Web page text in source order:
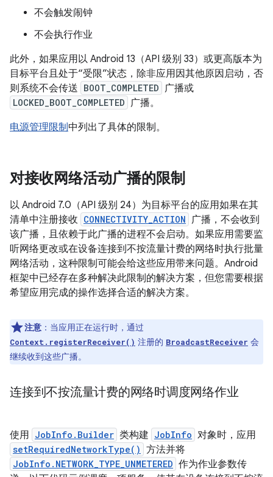
不会触发闹钟
不会执行作业
此外，如果应用以 Android 13（API 级别 33）或更高版本为
目标平台且处于“受限”状态，除非应用因其他原因启动，否
则系统不会传送 BOOT_COMPLETED 广播或
LOCKED_BOOT_COMPLETED 广播。
电源管理限制中列出了具体的限制。
对接收网络活动广播的限制
以 Android 7.0（API 级别 24）为目标平台的应用如果在其
清单中注册接收 CONNECTIVITY_ACTION 广播，不会收到
该广播，且依赖于此广播的进程不会启动。如果应用需要监
听网络更改或在设备连接到不按流量计费的网络时执行批量
网络活动，这种限制可能会给这些应用带来问题。Android
框架中已经存在多种解决此限制的解决方案，但您需要根据
希望应用完成的操作选择合适的解决方案。
注意 ：当应用正在运行时，通过
Context.registerReceiver() 注册的 BroadcastReceiver 会
继续收到这些广播。
连接到不按流量计费的网络时调度网络作业
使用 JobInfo.Builder 类构建 JobInfo 对象时，应用
setRequiredNetworkType() 方法并将
JobInfo.NETWORK_TYPE_UNMETERED 作为作业参数传